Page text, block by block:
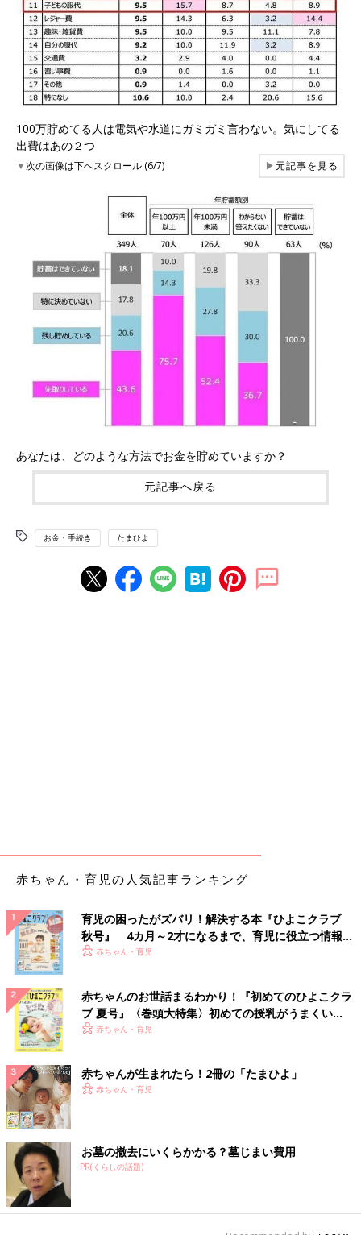
100万貯めてる人は電気や水道にガミガミ言わない。気にしてる
出費はあの２つ
▼次の画像は下へスクロール (6/7) ▶元記事を見る
あなたは、どのような方法でお金を貯めていますか？
元記事へ戻る
お金・手続き たまひよ
赤ちゃん・育児の人気記事ランキング
育児の困ったがズバリ！解決する本『ひよこクラブ
秋号』 4カ月～2才になるまで、育児に役立つ情報が
いっぱい！
赤ちゃん・育児
赤ちゃんのお世話まるわかり！『初めてのひよこクラ
ブ 夏号』〈巻頭大特集〉初めての授乳がうまくい
く！ おっぱい・ミルクの基本と夏のトラブル 解決テ
赤ちゃん・育児
赤ちゃんが生まれたら！2冊の「たまひよ」
赤ちゃん・育児
お墓の撤去にいくらかかる？墓じまい費用
PR(くらしの話題)